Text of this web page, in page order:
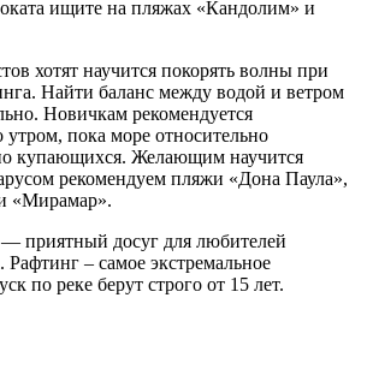
ищите на пляжах «Кандолим» и
хотят научится покорять волны при
Найти баланс между водой и ветром
Новичкам рекомендуется
утром, пока море относительно
купающихся. Желающим научится
рекомендуем пляжи «Дона Паула»,
«Мирамар».
приятный досуг для любителей
Рафтинг – самое экстремальное
по реке берут строго от 15 лет.